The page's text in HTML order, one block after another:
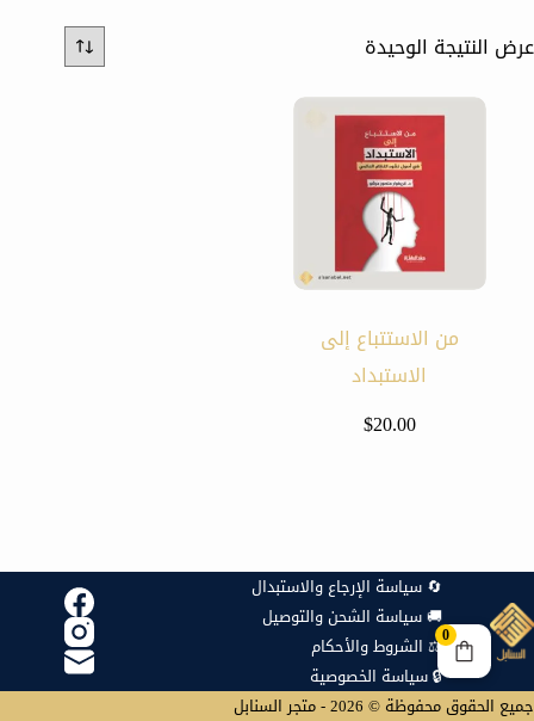
عرض النتيجة الوحيدة
من الاستتباع إلى
الاستبداد
$20.00
🔄 سياسة الإرجاع والاستبدال
🚚 سياسة الشحن والتوصيل
⚖️ الشروط والأحكام
🔒 سياسة الخصوصية
جميع الحقوق محفوظة © 2026 - متجر السنابل
0